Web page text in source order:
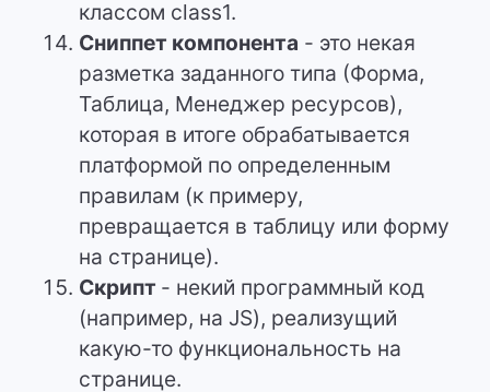
классом class1.
Сниппет компонента - это некая
разметка заданного типа (Форма,
Таблица, Менеджер ресурсов),
которая в итоге обрабатывается
платформой по определенным
правилам (к примеру,
превращается в таблицу или форму
на странице).
Скрипт - некий программный код
(например, на JS), реализущий
какую-то функциональность на
странице.